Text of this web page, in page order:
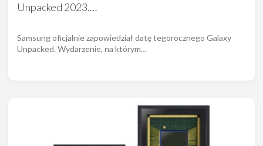
Unpacked 2023.…
Samsung oficjalnie zapowiedział datę tegorocznego Galaxy
Unpacked. Wydarzenie, na którym…